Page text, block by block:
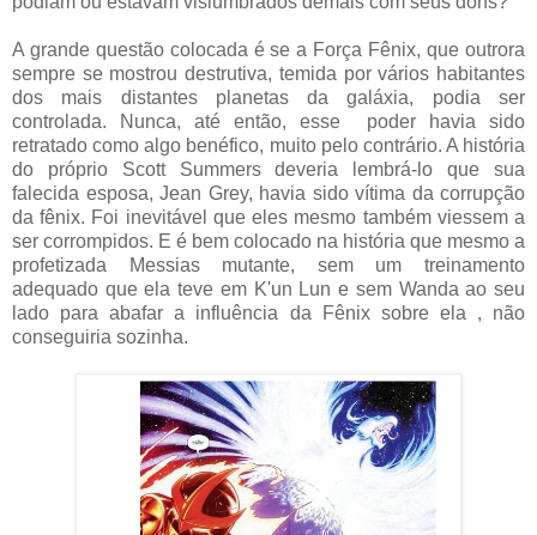
A grande questão colocada é se a Força Fênix, que outrora
sempre se mostrou destrutiva, temida por vários habitantes
dos mais distantes planetas da galáxia, podia ser
controlada. Nunca, até então, esse poder havia sido
retratado como algo benéfico, muito pelo contrário. A história
do próprio Scott Summers deveria lembrá-lo que sua
falecida esposa, Jean Grey, havia sido vítima da corrupção
da fênix. Foi inevitável que eles mesmo também viessem a
ser corrompidos. E é bem colocado na história que mesmo a
profetizada Messias mutante, sem um treinamento
adequado que ela teve em K'un Lun e sem Wanda ao seu
lado para abafar a influência da Fênix sobre ela , não
conseguiria sozinha.